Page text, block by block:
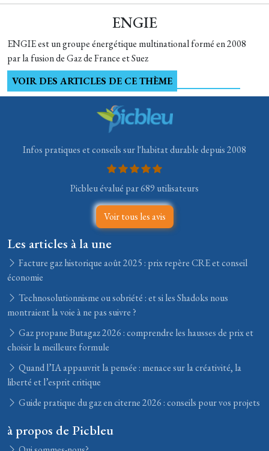
ENGIE
ENGIE est un groupe énergétique multinational formé en 2008
par la fusion de Gaz de France et Suez
VOIR DES ARTICLES DE CE THÈME
Infos pratiques et conseils sur l'habitat durable depuis 2008
Picbleu évalué par 689 utilisateurs
Voir tous les avis
Les articles à la une
Facture gaz historique août 2025 : prix repère CRE et conseil
économie
Technosolutionnisme ou sobriété : et si les Shadoks nous
montraient la voie à ne pas suivre ?
Gaz propane Butagaz 2026 : comprendre les hausses de prix et
choisir la meilleure formule
Quand l’IA appauvrit la pensée : menace sur la créativité, la
liberté et l’esprit critique
Guide pratique du gaz en citerne 2026 : conseils pour vos projets
à propos de Picbleu